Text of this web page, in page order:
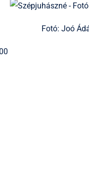
Fotó: Joó